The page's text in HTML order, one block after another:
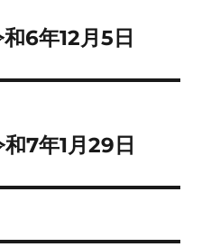
6年12月5日
7年1月29日